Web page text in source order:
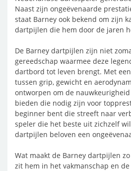
Naast zijn ongeëvenaarde
staat Barney ook bekend om zijn
dartpijlen die hem door de jaren
De Barney dartpijlen zijn niet
gereedschap waarmee deze
dartbord tot leven brengt. Met
tussen grip, gewicht en
ontworpen om de
bieden die nodig zijn voor
beginner bent die streeft naar
speler die het beste uit zichzelf
dartpijlen beloven een
Wat maakt de Barney dartpijlen
zit hem in het vakmanschap en